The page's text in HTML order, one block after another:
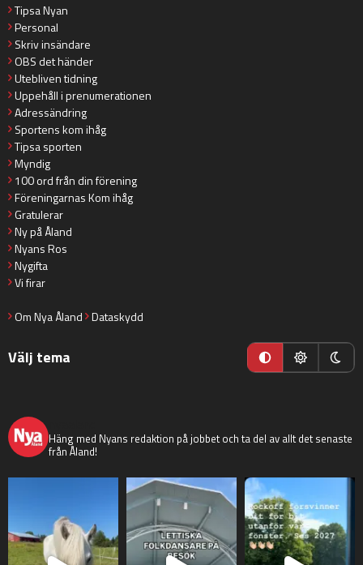
Tipsa Nyan
Personal
Skriv insändare
OBS det händer
Utebliven tidning
Uppehåll i prenumerationen
Adressändring
Sportens kom ihåg
Tipsa sporten
Myndig
100 ord från din förening
Föreningarnas Kom ihåg
Gratulerar
Ny på Åland
Nyans Ros
Nygifta
Vi firar
Om Nya Åland Dataskydd
Välj tema
Häng med Nyans redaktion på jobbet och ta del av allt det senaste
från Åland!